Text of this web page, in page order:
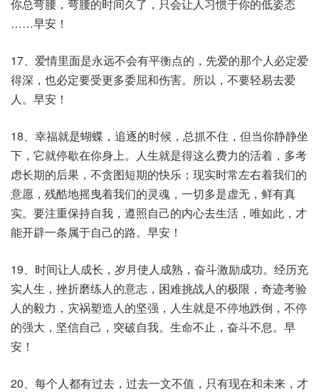
你总弯腰，弯腰的时间久了，只会让人习惯于你的低姿态
……早安！
17、爱情里面是永远不会有平衡点的，先爱的那个人必定爱
得深，也必定要受更多委屈和伤害。所以，不要轻易去爱
人。早安！
18、幸福就是蝴蝶，追逐的时候，总抓不住，但当你静静坐
下，它就停歇在你身上。人生就是得这么费力的活着，多考
虑长期的后果，不贪图短期的快乐；现实时常左右着我们的
意愿，残酷地摇曳着我们的灵魂，一切多是虚无，鲜有真
实。要注重保持自我，遵照自己的内心去生活，唯如此，才
能开辟一条属于自己的路。早安！
19、时间让人成长，岁月使人成熟，奋斗激励成功。经历充
实人生，挫折磨练人的意志，困难挑战人的极限，奇迹考验
人的毅力，灾祸塑造人的坚强，人生就是不停地跌倒，不停
的强大，坚信自己，突破自我。生命不止，奋斗不息。早
安！
20、每个人都有过去，过去一文不值，只有现在和未来，才